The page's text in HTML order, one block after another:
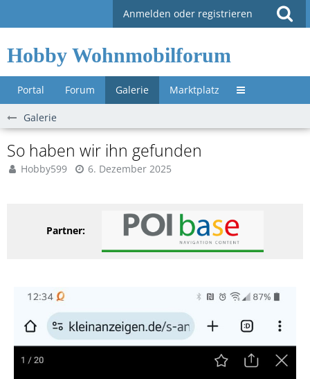
Anmelden oder registrieren
Hobby Wohnmobilforum
Portal Forum Galerie Marktplatz Untermenü »
Galerie
So haben wir ihn gefunden
Hobby599 6. Dezember 2025
Partner: